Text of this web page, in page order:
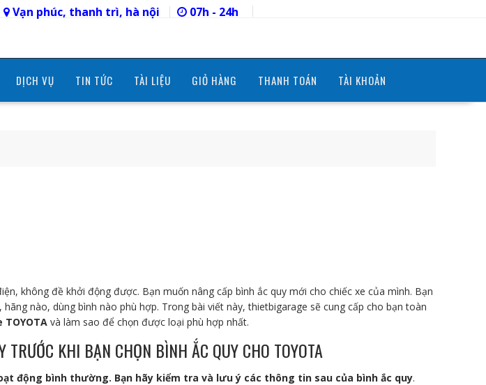
Vạn phúc, thanh trì, hà nội 07h - 24h
DỊCH VỤ TIN TỨC TÀI LIỆU GIỎ HÀNG THANH TOÁN TÀI KHOẢN
không đề khởi động được. Bạn muốn nâng cấp bình ắc quy mới cho chiếc xe của mình. Bạn
nào, dùng bình nào phù hợp. Trong bài viết này, thietbigarage sẽ cung cấp cho bạn toàn
TOYOTA và làm sao để chọn được loại phù hợp nhất.
TRƯỚC KHI BẠN CHỌN BÌNH ẮC QUY CHO TOYOTA
động bình thường. Bạn hãy kiểm tra và lưu ý các thông tin sau của bình ắc quy.